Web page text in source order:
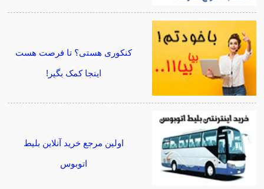
کنکوری هستی؟ تا فرصت هست
اینجا کمک بگیر!
اولین مرجع خرید آنلاین بلیط
اتوبوس